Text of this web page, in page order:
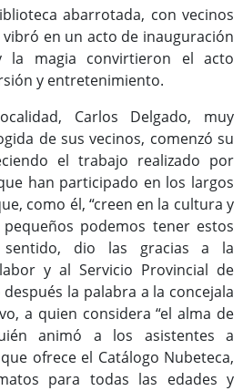
abarrotada, con vecinos
vibró en un acto de inauguración
la magia convirtieron el acto
y entretenimiento.
Carlos Delgado, muy
de sus vecinos, comenzó su
el trabajo realizado por
han participado en los largos
como él, “creen en la cultura y
podemos tener estos
sentido, dio las gracias a la
y al Servicio Provincial de
la palabra a la concejala
a quien considera “el alma de
animó a los asistentes a
ofrece el Catálogo Nubeteca,
para todas las edades y